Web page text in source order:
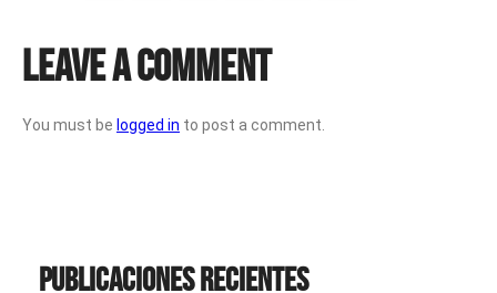
Leave a Comment
You must be logged in to post a comment.
Publicaciones recientes